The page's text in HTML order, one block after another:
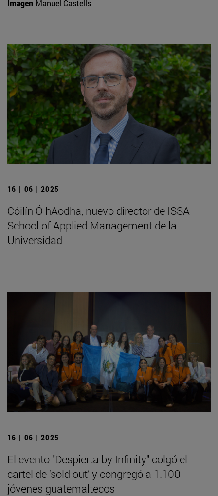
Imagen Manuel Castells
16 | 06 | 2025
Cóilín Ó hAodha, nuevo director de ISSA
School of Applied Management de la
Universidad
16 | 06 | 2025
El evento "Despierta by Infinity" colgó el
cartel de ‘sold out’ y congregó a 1.100
jóvenes guatemaltecos